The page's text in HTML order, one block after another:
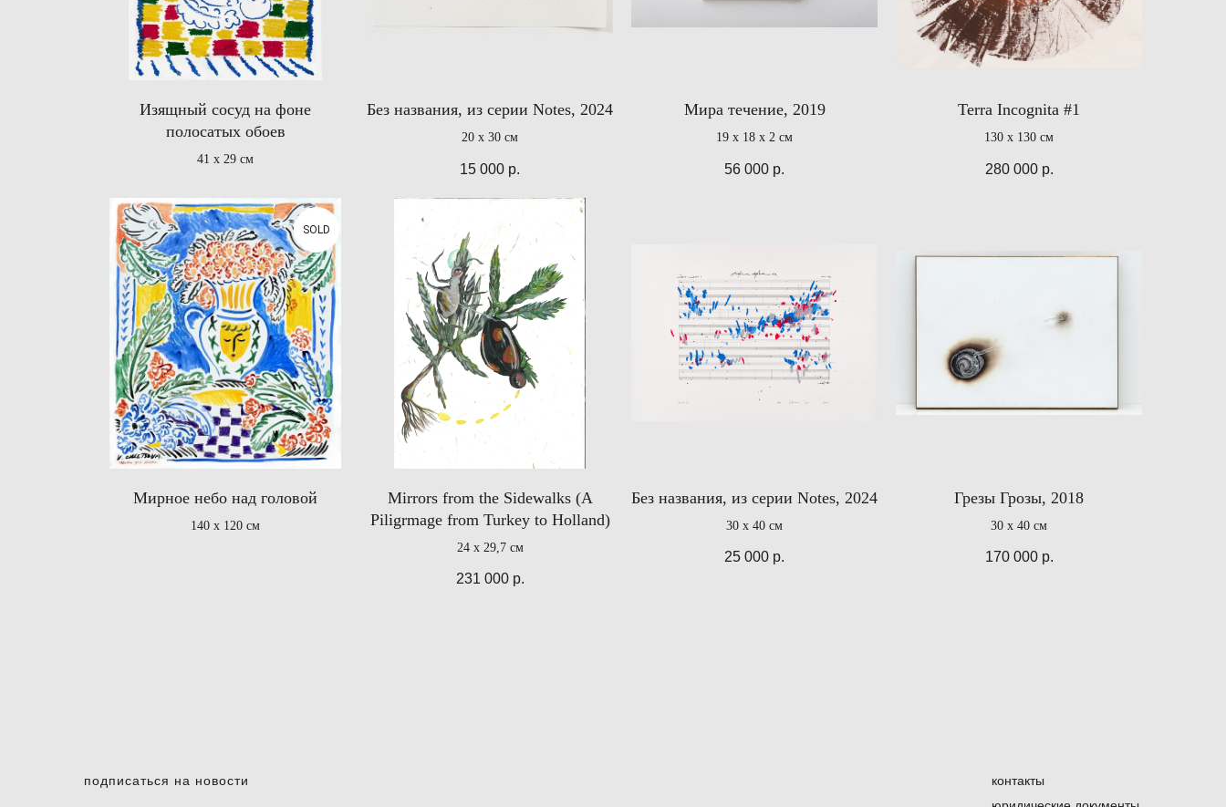
Изящный сосуд на фоне
полосатых обоев
41 х 29 см
Без названия, из серии Notes, 2024
20 х 30 см
15 000 р.
Мира течение, 2019
19 x 18 x 2 см
56 000 р.
Terra Incognita #1
130 х 130 см
280 000 р.
SOLD
Мирное небо над головой
140 х 120 см
Mirrors from the Sidewalks (A
Piligrmage from Turkey to Holland)
24 х 29,7 см
231 000 р.
Без названия, из серии Notes, 2024
30 х 40 см
25 000 р.
Грезы Грозы, 2018
30 x 40 см
170 000 р.
подписаться на новости
контакты